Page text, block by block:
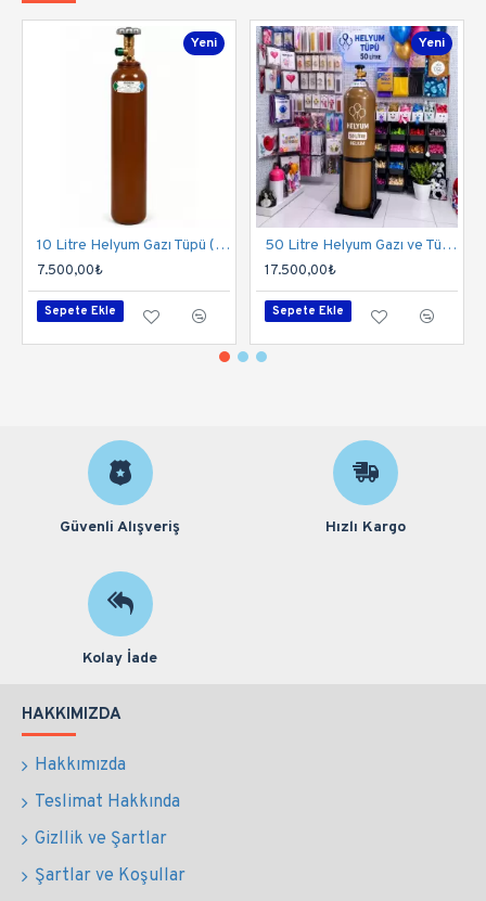
Yeni
10 Litre Helyum Gazı Tüpü (%99,9 Saflık) | 130-150 Balon Kapasitesi
7.500,00₺
Sepete Ekle
Yeni
50 Litre Helyum Gazı ve Tüpü (%99,9 Saflık) | 800-900 Balon Kapasitesi
17.500,00₺
Sepete Ekle
Güvenli Alışveriş Hızlı Kargo
Kolay İade
HAKKIMIZDA
Hakkımızda
Teslimat Hakkında
Gizllik ve Şartlar
Şartlar ve Koşullar